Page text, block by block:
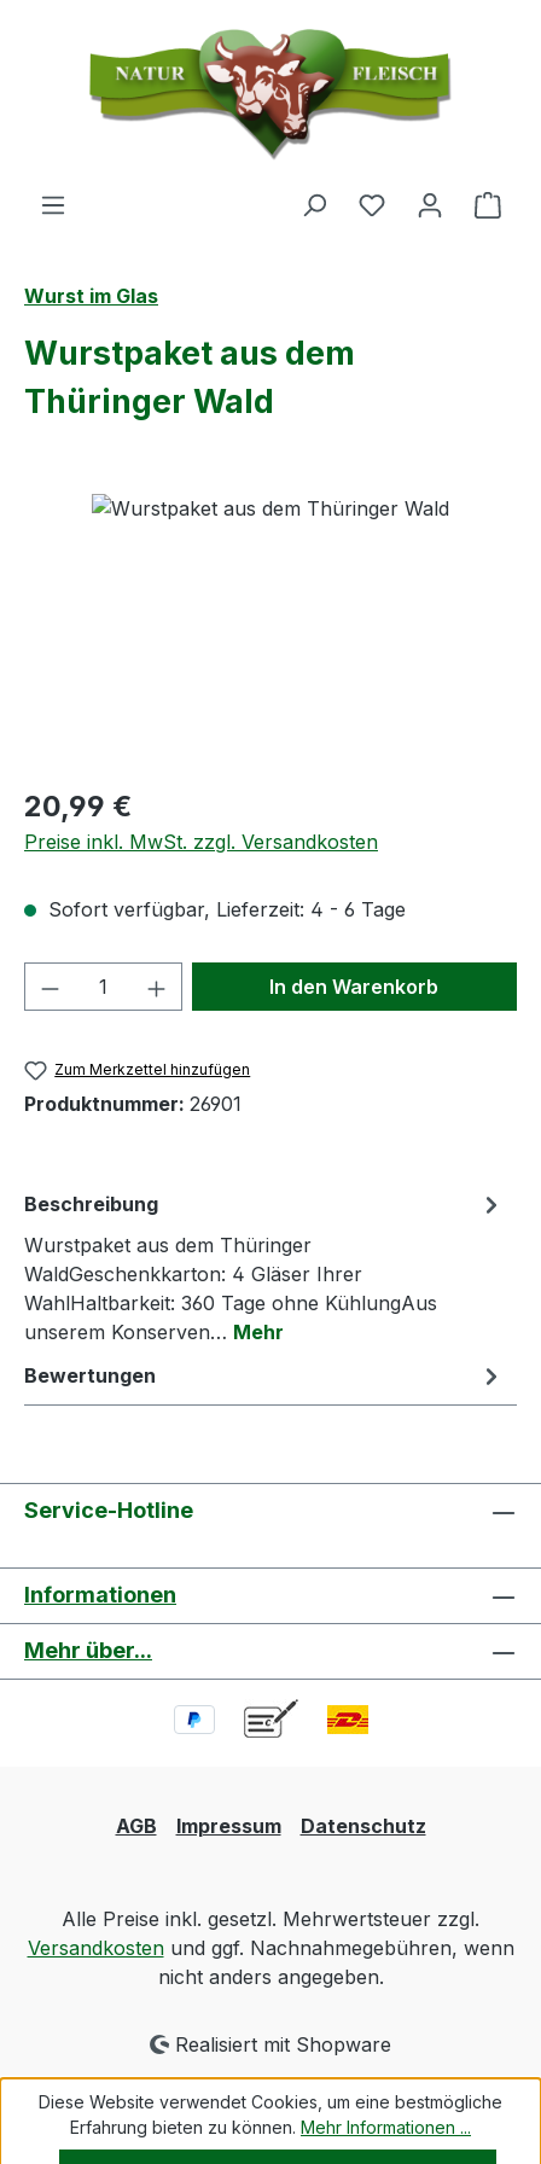
Zum Hauptinhalt springen
Du hast 0
Wurst im Glas
Wurstpaket aus dem
Thüringer Wald
Bildergalerie überspringen
Regulärer Preis:
20,99 €
Preise inkl. MwSt. zzgl. Versandkosten
Sofort verfügbar, Lieferzeit: 4 - 6 Tage
Produkt Anzahl: Gib denIn den Warenkorb
Zum Merkzettel hinzufügen
Produktnummer: 26901
Beschreibung
Wurstpaket aus dem Thüringer
WaldGeschenkkarton: 4 Gläser Ihrer
WahlHaltbarkeit: 360 Tage ohne KühlungAus
unserem Konserven… Mehr
Bewertungen
Service-Hotline
Informationen
Mehr über...
AGB Impressum Datenschutz
Alle Preise inkl. gesetzl. Mehrwertsteuer zzgl.
Versandkostenund ggf. Nachnahmegebühren, wenn
nicht anders angegeben.
Realisiert mit Shopware
Diese Website verwendet Cookies, um eine bestmögliche
Erfahrung bieten zu können. Mehr Informationen ...